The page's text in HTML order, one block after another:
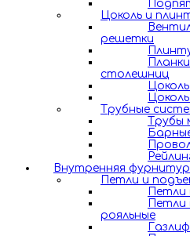
Цоколь и
решетки
столешниц
Трубные
Трубы
Внутренняя
Петли и
Петли
Петли
рояльные